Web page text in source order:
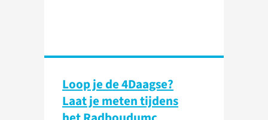
Loop je de 4Daagse?
Laat je meten tijdens